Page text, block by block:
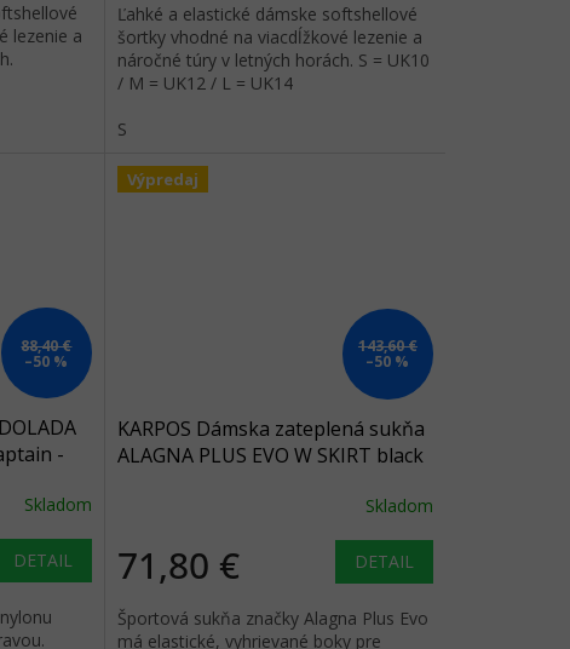
lezenie a
Ľahké a elastické dámske softshellové
šortky vhodné na viacdĺžkové lezenie a
náročné túry v letných horách. S = UK10
/ M = UK12 / L = UK14
S
88,40 €
–50 %
-
Skladom
DETAIL
Výpredaj
143,60 €
–50 %
KARPOS Dámska zateplená sukňa
ALAGNA PLUS EVO W SKIRT black
Skladom
71,80 € DETAIL
Športová sukňa značky Alagna Plus Evo
má elastické, vyhrievané boky pre